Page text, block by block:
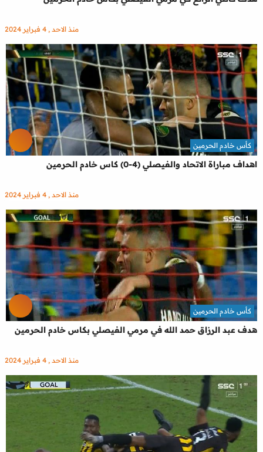
منذ الاحد , 4 فبراير 2024
اهداف مباراة الاتحاد والفيصلي (4-0) كاس خادم الحرمين
كأس خادم الحرمين
منذ الاحد , 4 فبراير 2024
هدف عبد الرزاق حمد الله في مرمي الفيصلي بكاس خادم الحرمين
كأس خادم الحرمين
منذ الاحد , 4 فبراير 2024